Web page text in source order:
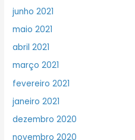
junho 2021
maio 2021
abril 2021
março 2021
fevereiro 2021
janeiro 2021
dezembro 2020
novembro 2020